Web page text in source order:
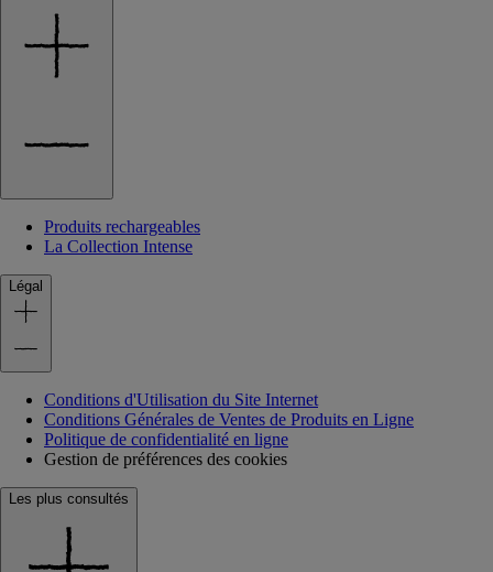
Produits rechargeables
La Collection Intense
Légal
Conditions d'Utilisation du Site Internet
Conditions Générales de Ventes de Produits en Ligne
Politique de confidentialité en ligne
Gestion de préférences des cookies
Les plus consultés